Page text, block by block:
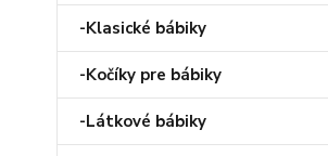
-Klasické bábiky
-Kočíky pre bábiky
-Látkové bábiky